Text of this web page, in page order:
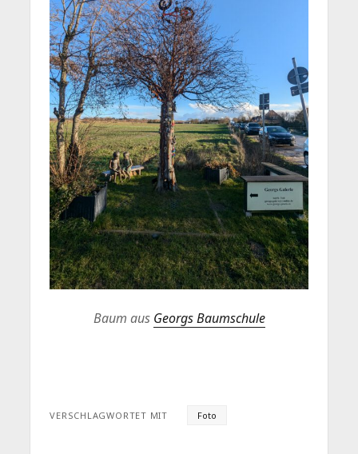
Baum aus Georgs Baumschule
VERSCHLAGWORTET MIT Foto